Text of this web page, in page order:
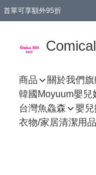
首單可享額外95折
商品 關於我們旗
韓國Moyuum嬰兒
台灣魚鱻森
嬰
衣物/家居清潔用品